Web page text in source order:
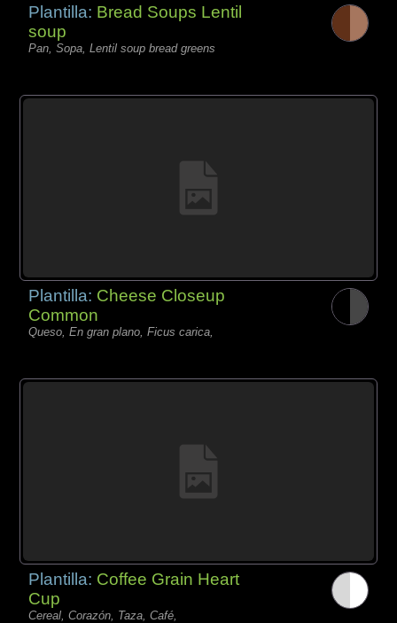
Plantilla: Bread Soups Lentil
soup
Pan, Sopa, Lentil soup bread greens
Plantilla: Cheese Closeup
Common
Queso, En gran plano, Ficus carica,
Plantilla: Coffee Grain Heart
Cup
Cereal, Corazón, Taza, Café,